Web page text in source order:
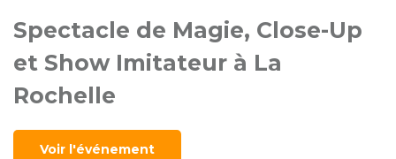
Spectacle de Magie, Close-Up
et Show Imitateur à La
Rochelle
Voir l'événement